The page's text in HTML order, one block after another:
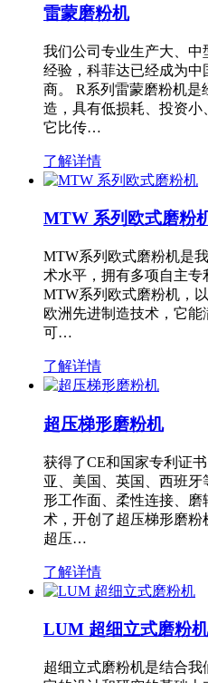
雷蒙磨粉机
我们公司专业生产大、中
经验，科菲达已经成为
商。 R系列雷蒙磨粉机是
造，具有低损耗、投资小
它比传…
了解详情
MTW 系列欧式磨粉
MTW系列欧式磨粉机是
术水平，拥有多项自主
MTW系列欧式磨粉机，
欧洲先进制造技术，它
可…
了解详情
超压梯形磨粉机
获得了CE和国家专利证
亚、美国、英国、西班
形工作面、柔性连接、
术，开创了超压梯形磨粉
超压…
了解详情
LUM 超细立式磨粉机
超细立式磨粉机是结合我